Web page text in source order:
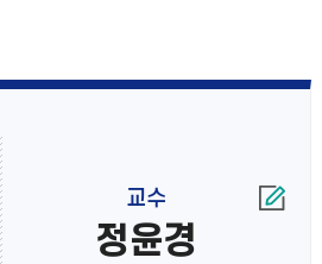
교수
정윤경